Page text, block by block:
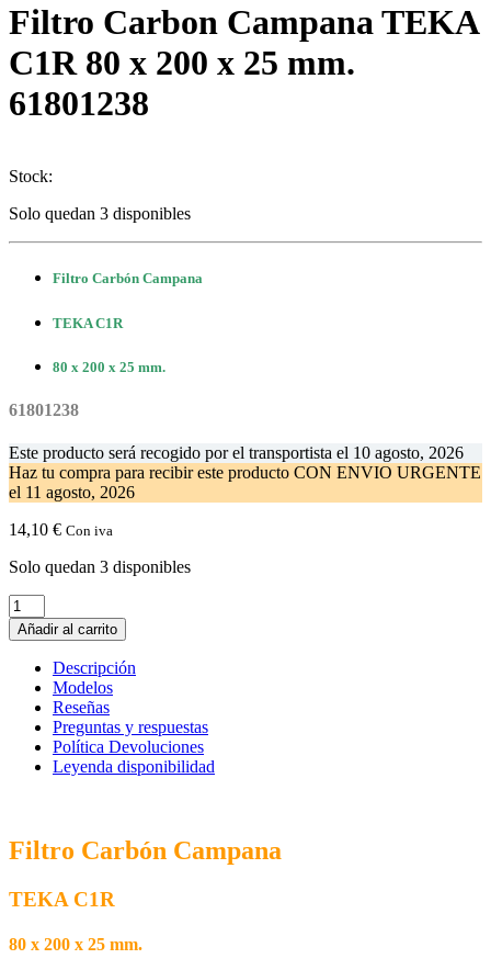
Filtro Carbon Campana TEKA
C1R 80 x 200 x 25 mm.
61801238
Stock:
Solo quedan 3 disponibles
Filtro Carbón Campana
TEKA C1R
80 x 200 x 25 mm.
61801238
Este producto será recogido por el transportista el 10 agosto, 2026
Haz tu compra para recibir este producto CON ENVIO URGENTE
el 11 agosto, 2026
14,10 € Con iva
Solo quedan 3 disponibles
Filtro
Carbon
Campana
TEKA
C1R
cantidad
Añadir al carrito
Descripción
Modelos
Reseñas
Preguntas y respuestas
Política Devoluciones
Leyenda disponibilidad
Filtro Carbón Campana
TEKA C1R
80 x 200 x 25 mm.